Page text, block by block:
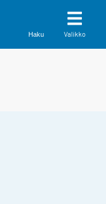
Haku Valikko